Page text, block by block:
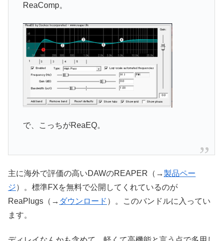
ReaComp。
で、こっちがReaEQ。
主に海外で評価の高いDAWのREAPER（→製品ペー
ジ）。標準FXを無料で公開してくれているのが
ReaPlugs（→ ダウンロード ）。このバンドルに入ってい
ます。